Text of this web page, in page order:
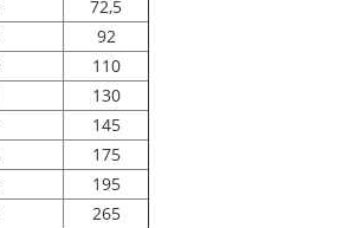
72,5
92
110
130
145
175
195
265